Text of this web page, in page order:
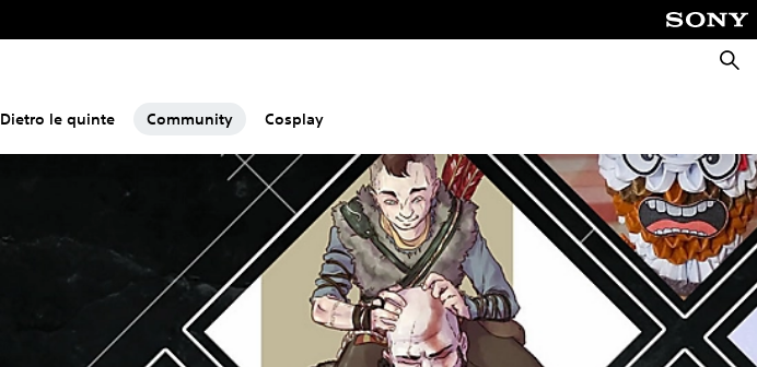
Cerca
Dietro le quinte Community Cosplay